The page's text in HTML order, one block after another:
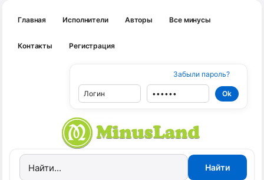
Главная Исполнители Авторы Все минусы
Контакты Регистрация
Забыли пароль?